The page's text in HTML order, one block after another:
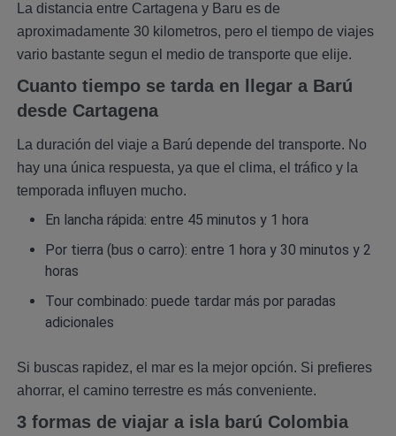
La distancia entre Cartagena y Baru es de
aproximadamente 30 kilometros, pero el tiempo de viajes
vario bastante segun el medio de transporte que elije.
Cuanto tiempo se tarda en llegar a Barú
desde Cartagena
La duración del viaje a Barú depende del transporte. No
hay una única respuesta, ya que el clima, el tráfico y la
temporada influyen mucho.
En lancha rápida: entre 45 minutos y 1 hora
Por tierra (bus o carro): entre 1 hora y 30 minutos y 2
horas
Tour combinado: puede tardar más por paradas
adicionales
Si buscas rapidez, el mar es la mejor opción. Si prefieres
ahorrar, el camino terrestre es más conveniente.
3 formas de viajar a isla barú Colombia